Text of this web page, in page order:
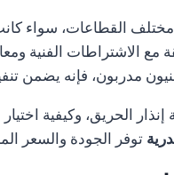
القطاعات، سواء
مع الاشتراطات الفنية
مدربون، فإنه يضمن
الحريق، وكيفية
توفر الجودة والسعر